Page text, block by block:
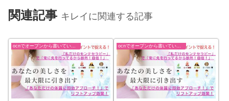
関連記事 キレイに関連する記事
ocnでオープンから書いていた過去ブログ ocnでオープンから書いていた過去ブログ